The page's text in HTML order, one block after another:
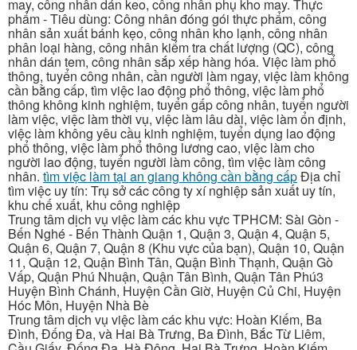
may, công nhân dán keo, công nhân phụ kho may. Thực
phẩm - Tiêu dùng: Công nhân đóng gói thực phẩm, công
nhân sản xuất bánh kẹo, công nhân kho lạnh, công nhân
phân loại hàng, công nhân kiểm tra chất lượng (QC), công
nhân dán tem, công nhân sắp xếp hàng hóa. Việc làm phổ
thông, tuyển công nhân, cần người làm ngay, việc làm không
cần bằng cấp, tìm việc lao động phổ thông, việc làm phổ
thông không kinh nghiệm, tuyển gấp công nhân, tuyển người
làm việc, việc làm thời vụ, việc làm lâu dài, việc làm ổn định,
việc làm không yêu cầu kinh nghiệm, tuyển dụng lao động
phổ thông, việc làm phổ thông lương cao, việc làm cho
người lao động, tuyển người làm công, tìm việc làm công
nhân. tìm việc làm tại an giang không cần bằng cấpĐịa chỉ
tìm việc uy tín: Trụ sở các công ty xí nghiệp sản xuất uy tín,
khu chế xuất, khu công nghiệp
Trung tâm dịch vụ việc làm các khu vực TPHCM: Sài Gòn -
Bến Nghé - Bến Thành Quận 1, Quận 3, Quận 4, Quận 5,
Quận 6, Quận 7, Quận 8 (Khu vực của bạn), Quận 10, Quận
11, Quận 12, Quận Bình Tân, Quận Bình Thạnh, Quận Gò
Vấp, Quận Phú Nhuận, Quận Tân Bình, Quận Tân Phú3
Huyện Bình Chánh, Huyện Cần Giờ, Huyện Củ Chi, Huyện
Hóc Môn, Huyện Nhà Bè
Trung tâm dịch vụ việc làm các khu vực: Hoàn Kiếm, Ba
Đình, Đống Đa, và Hai Bà Trưng, Ba Đình, Bắc Từ Liêm,